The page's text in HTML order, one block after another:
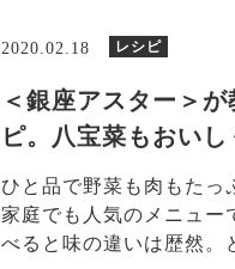
2020.02.18 レシピ
＜銀座アスター＞
ピ。八宝菜もおいし
ひと品で野菜も肉もたっ
家庭でも人気のメニュー
べると味の違いは歴然。